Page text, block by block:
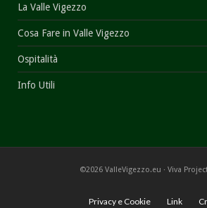
La Valle Vigezzo
Cosa Fare in Valle Vigezzo
Ospitalità
Info Utili
©2026 ValleVigezzo.eu · Viva
Privacy e Cookie Link